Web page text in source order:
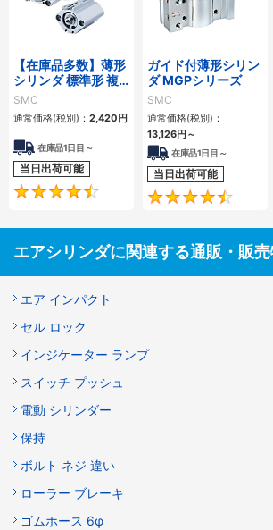
【在庫品多数】薄形
シリンダ 標準形 複
動・片ロッド CQ2
シリーズ
SMC
通常価格(税別)： 2,420 円
在庫品1日目～
当日出荷可能
4.5
ガイド付薄形シリン
ダ MGPシリーズ
SMC
通常価格(税別)：
13,126円 ～
在庫品1日目～
当日出荷可能
エアシリンダに関連する通販・販
エア インパクト
セル ロック
インジケーター ランプ
スイッチ プッシュ
電動 シリンダー
保持
ボルト ネジ 違い
ローラー ブレーキ
ゴムホース 6φ